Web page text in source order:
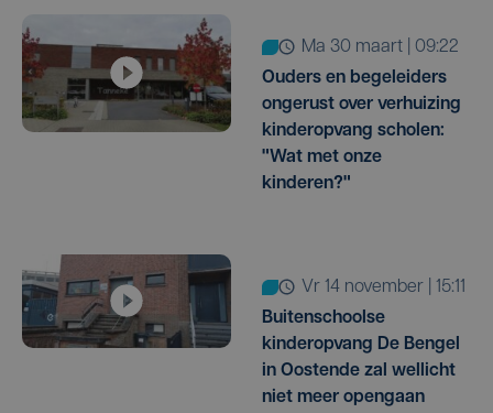
ma 30 maart | 09:22
Ouders en begeleiders
ongerust over verhuizing
kinderopvang scholen:
"Wat met onze
kinderen?"
vr 14 november | 15:11
Buitenschoolse
kinderopvang De Bengel
in Oostende zal wellicht
niet meer opengaan